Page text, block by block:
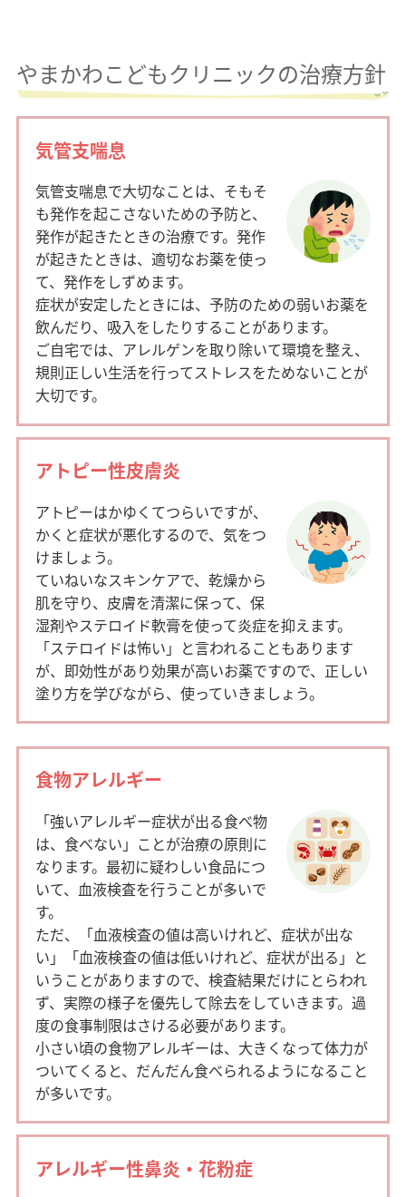
やまかわこどもクリニックの治療方針
気管支喘息
気管支喘息で大切なことは、そもそ
も発作を起こさないための予防と、
発作が起きたときの治療です。発作
が起きたときは、適切なお薬を使っ
て、発作をしずめます。
症状が安定したときには、予防のための弱いお薬を
飲んだり、吸入をしたりすることがあります。
ご自宅では、アレルゲンを取り除いて環境を整え、
規則正しい生活を行ってストレスをためないことが
大切です。
アトピー性皮膚炎
アトピーはかゆくてつらいですが、
かくと症状が悪化するので、気をつ
けましょう。
ていねいなスキンケアで、乾燥から
肌を守り、皮膚を清潔に保って、保
湿剤やステロイド軟膏を使って炎症を抑えます。
「ステロイドは怖い」と言われることもあります
が、即効性があり効果が高いお薬ですので、正しい
塗り方を学びながら、使っていきましょう。
食物アレルギー
「強いアレルギー症状が出る食べ物
は、食べない」ことが治療の原則に
なります。最初に疑わしい食品につ
いて、血液検査を行うことが多いで
す。
ただ、「血液検査の値は高いけれど、症状が出な
い」「血液検査の値は低いけれど、症状が出る」と
いうことがありますので、検査結果だけにとらわれ
ず、実際の様子を優先して除去をしていきます。過
度の食事制限はさける必要があります。
小さい頃の食物アレルギーは、大きくなって体力が
ついてくると、だんだん食べられるようになること
が多いです。
アレルギー性鼻炎・花粉症